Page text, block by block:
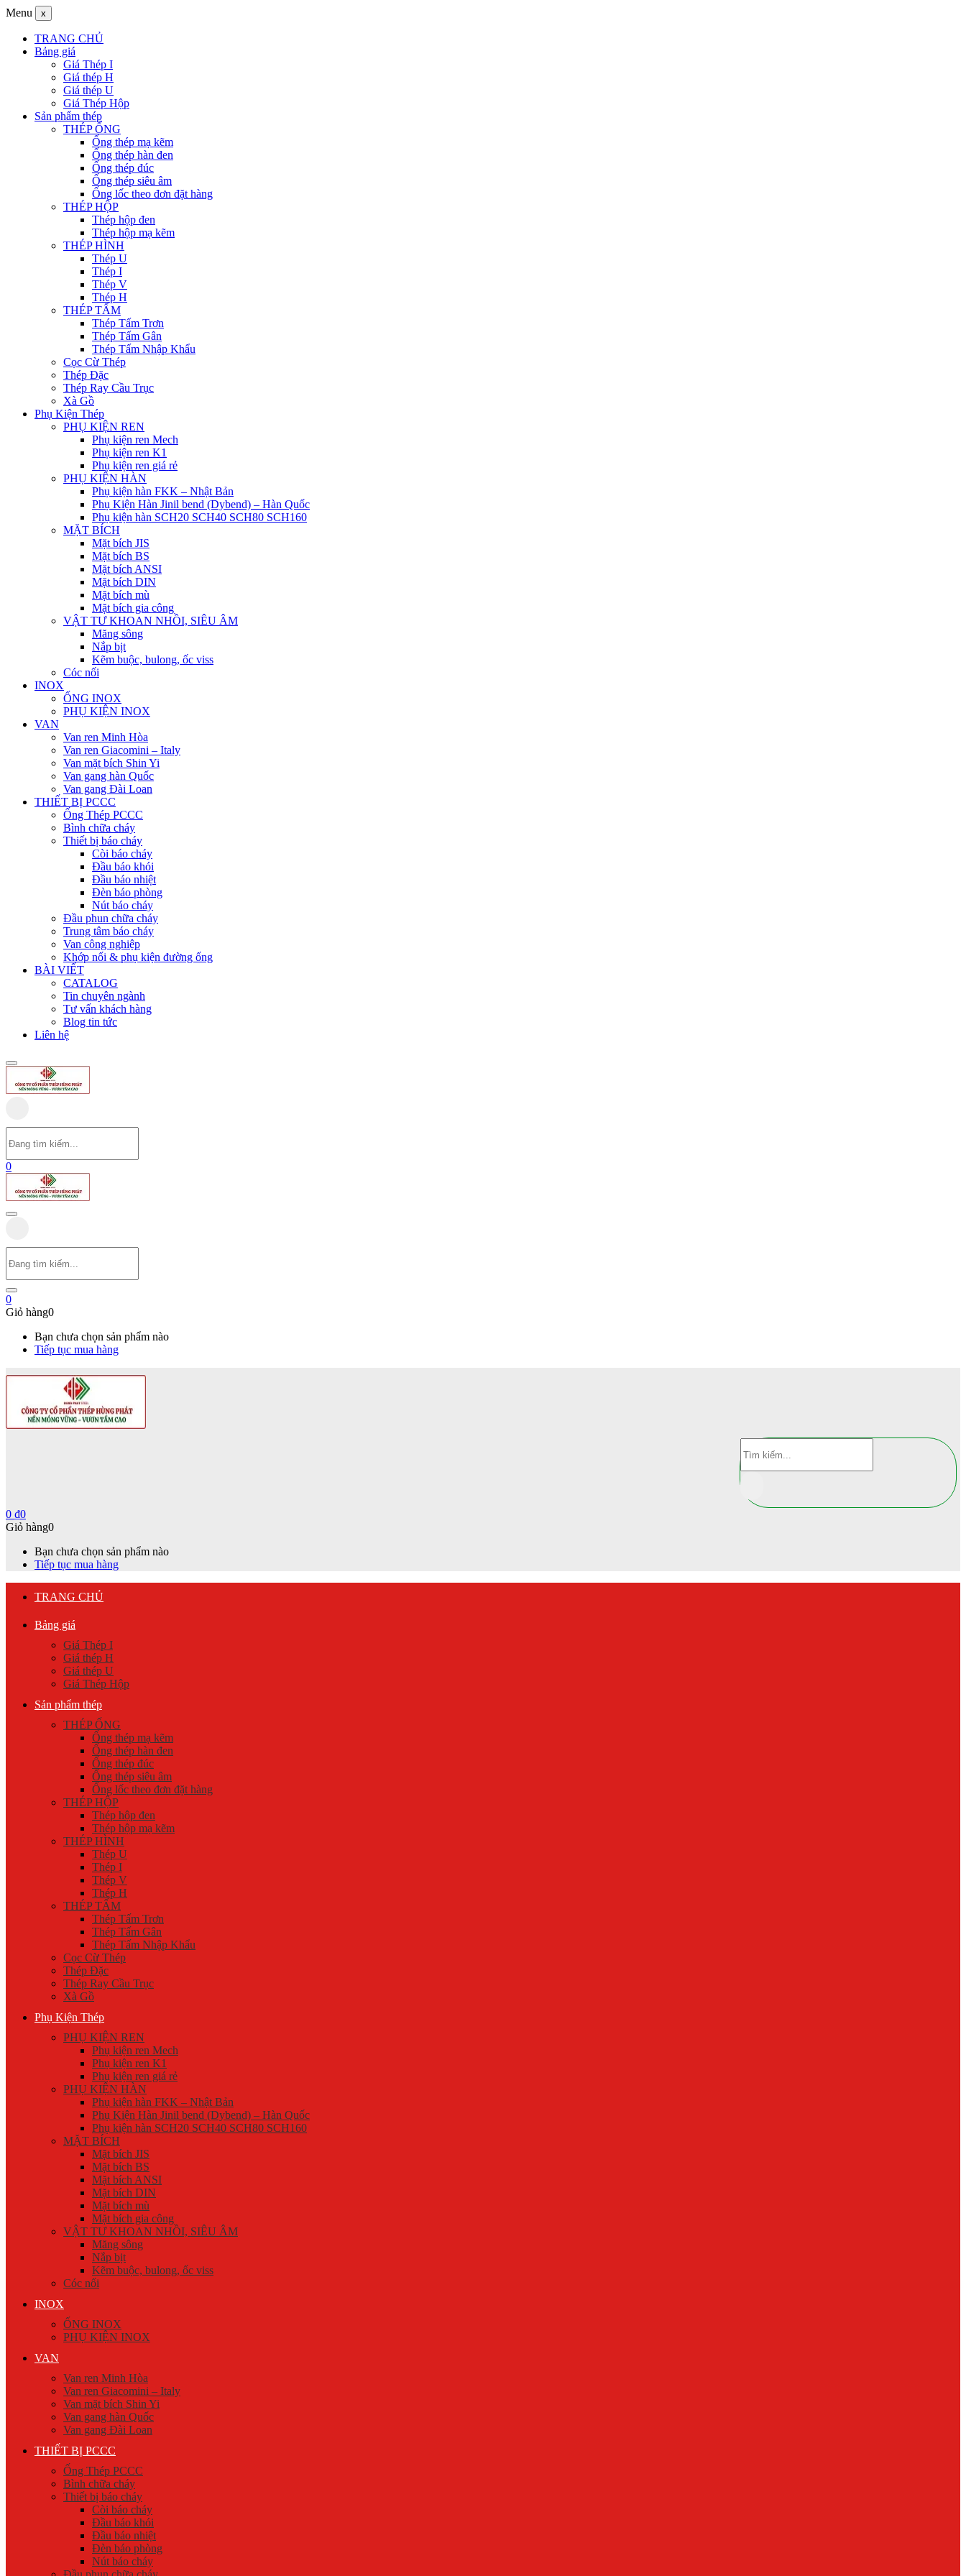
Menu x
TRANG CHỦ
Bảng giá
Giá Thép I
Giá thép H
Giá thép U
Giá Thép Hộp
Sản phẩm thép
THÉP ỐNG
Ống thép mạ kẽm
Ống thép hàn đen
Ống thép đúc
Ống thép siêu âm
Ống lốc theo đơn đặt hàng
THÉP HỘP
Thép hộp đen
Thép hộp mạ kẽm
THÉP HÌNH
Thép U
Thép I
Thép V
Thép H
THÉP TẤM
Thép Tấm Trơn
Thép Tấm Gân
Thép Tấm Nhập Khẩu
Cọc Cừ Thép
Thép Đặc
Thép Ray Cầu Trục
Xà Gồ
Phụ Kiện Thép
PHỤ KIỆN REN
Phụ kiện ren Mech
Phụ kiện ren K1
Phụ kiện ren giá rẻ
PHỤ KIỆN HÀN
Phụ kiện hàn FKK – Nhật Bản
Phụ Kiện Hàn Jinil bend (Dybend) – Hàn Quốc
Phụ kiện hàn SCH20 SCH40 SCH80 SCH160
MẶT BÍCH
Mặt bích JIS
Mặt bích BS
Mặt bích ANSI
Mặt bích DIN
Mặt bích mù
Mặt bích gia công
VẬT TƯ KHOAN NHỒI, SIÊU ÂM
Măng sông
Nắp bịt
Kẽm buộc, bulong, ốc viss
Cóc nối
INOX
ỐNG INOX
PHỤ KIỆN INOX
VAN
Van ren Minh Hòa
Van ren Giacomini – Italy
Van mặt bích Shin Yi
Van gang hàn Quốc
Van gang Đài Loan
THIẾT BỊ PCCC
Ống Thép PCCC
Bình chữa cháy
Thiết bị báo cháy
Còi báo cháy
Đầu báo khói
Đầu báo nhiệt
Đèn báo phòng
Nút báo cháy
Đầu phun chữa cháy
Trung tâm báo cháy
Van công nghiệp
Khớp nối & phụ kiện đường ống
BÀI VIẾT
CATALOG
Tin chuyên ngành
Tư vấn khách hàng
Blog tin tức
Liên hệ
0
0
Giỏ hàng0
Bạn chưa chọn sản phẩm nào
Tiếp tục mua hàng
0 ₫0
Giỏ hàng0
Bạn chưa chọn sản phẩm nào
Tiếp tục mua hàng
TRANG CHỦ
Bảng giá
Giá Thép I
Giá thép H
Giá thép U
Giá Thép Hộp
Sản phẩm thép
THÉP ỐNG
Ống thép mạ kẽm
Ống thép hàn đen
Ống thép đúc
Ống thép siêu âm
Ống lốc theo đơn đặt hàng
THÉP HỘP
Thép hộp đen
Thép hộp mạ kẽm
THÉP HÌNH
Thép U
Thép I
Thép V
Thép H
THÉP TẤM
Thép Tấm Trơn
Thép Tấm Gân
Thép Tấm Nhập Khẩu
Cọc Cừ Thép
Thép Đặc
Thép Ray Cầu Trục
Xà Gồ
Phụ Kiện Thép
PHỤ KIỆN REN
Phụ kiện ren Mech
Phụ kiện ren K1
Phụ kiện ren giá rẻ
PHỤ KIỆN HÀN
Phụ kiện hàn FKK – Nhật Bản
Phụ Kiện Hàn Jinil bend (Dybend) – Hàn Quốc
Phụ kiện hàn SCH20 SCH40 SCH80 SCH160
MẶT BÍCH
Mặt bích JIS
Mặt bích BS
Mặt bích ANSI
Mặt bích DIN
Mặt bích mù
Mặt bích gia công
VẬT TƯ KHOAN NHỒI, SIÊU ÂM
Măng sông
Nắp bịt
Kẽm buộc, bulong, ốc viss
Cóc nối
INOX
ỐNG INOX
PHỤ KIỆN INOX
VAN
Van ren Minh Hòa
Van ren Giacomini – Italy
Van mặt bích Shin Yi
Van gang hàn Quốc
Van gang Đài Loan
THIẾT BỊ PCCC
Ống Thép PCCC
Bình chữa cháy
Thiết bị báo cháy
Còi báo cháy
Đầu báo khói
Đầu báo nhiệt
Đèn báo phòng
Nút báo cháy